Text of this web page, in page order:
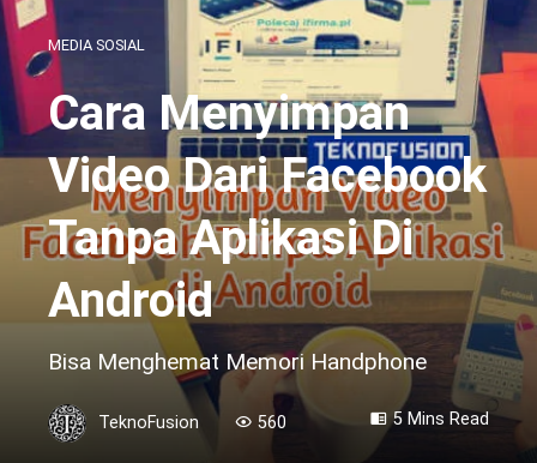
MEDIA SOSIAL
Cara Menyimpan
Video Dari Facebook
Tanpa Aplikasi Di
Android
Bisa Menghemat Memori Handphone
TeknoFusion 560 5 Mins Read